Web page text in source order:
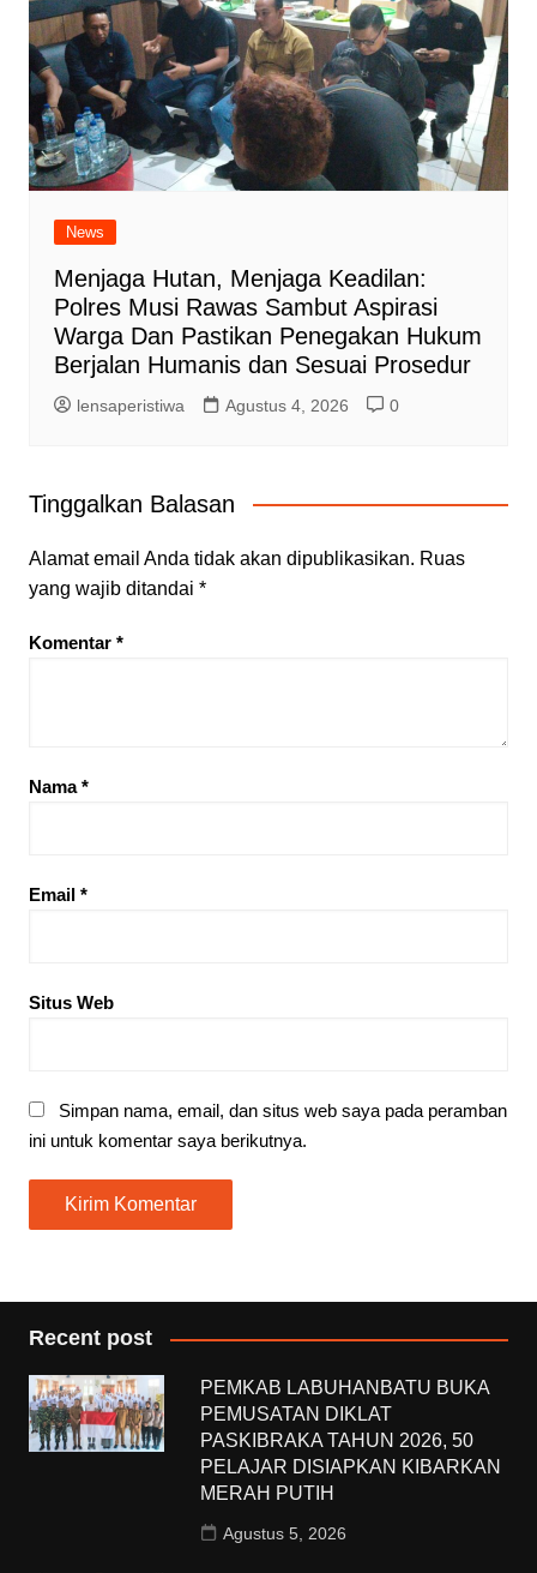
News
Menjaga Hutan, Menjaga Keadilan:
Polres Musi Rawas Sambut Aspirasi
Warga Dan Pastikan Penegakan Hukum
Berjalan Humanis dan Sesuai Prosedur
lensaperistiwa Agustus 4, 2026 0
Tinggalkan Balasan
Alamat email Anda tidak akan dipublikasikan. Ruas
yang wajib ditandai *
Komentar *
Nama*
Email *
Situs Web
Simpan nama, email, dan situs web saya pada peramban
ini untuk komentar saya berikutnya.
Recent post
PEMKAB LABUHANBATU BUKA
PEMUSATAN DIKLAT
PASKIBRAKA TAHUN 2026, 50
PELAJAR DISIAPKAN KIBARKAN
MERAH PUTIH
Agustus 5, 2026